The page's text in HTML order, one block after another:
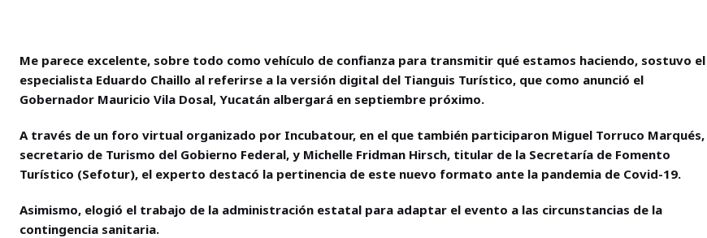
Me parece excelente, sobre todo como vehículo de confianza para transmitir qué estamos haciendo, sostuvo el
especialista Eduardo Chaillo al referirse a la versión digital del Tianguis Turístico, que como anunció el
Gobernador Mauricio Vila Dosal, Yucatán albergará en septiembre próximo.
A través de un foro virtual organizado por Incubatour, en el que también participaron Miguel Torruco Marqués,
secretario de Turismo del Gobierno Federal, y Michelle Fridman Hirsch, titular de la Secretaría de Fomento
Turístico (Sefotur), el experto destacó la pertinencia de este nuevo formato ante la pandemia de Covid-19.
Asimismo, elogió el trabajo de la administración estatal para adaptar el evento a las circunstancias de la
contingencia sanitaria.